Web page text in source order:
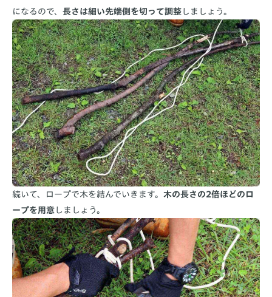
になるので、 長さは細い先端側を切って調整 しましょう。
続いて、ロープで木を結んでいきます。 木の長さの2倍ほどのロ
ープを用意 しましょう。